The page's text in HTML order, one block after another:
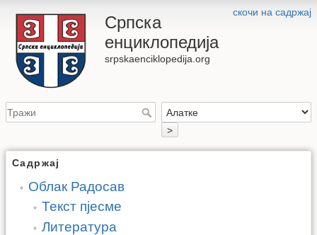
скочи на садржај
Српска
енциклопедија
srpskaenciklopedija.org
>
Садржај
Облак Радосав
Текст пјесме
Литература